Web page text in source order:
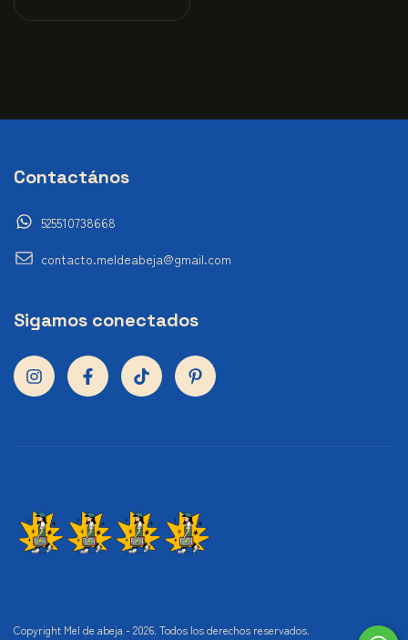
Contactános
525510738668
contacto.meldeabeja@gmail.com
Sigamos conectados
Copyright Mel de abeja - 2026. Todos los derechos reservados.